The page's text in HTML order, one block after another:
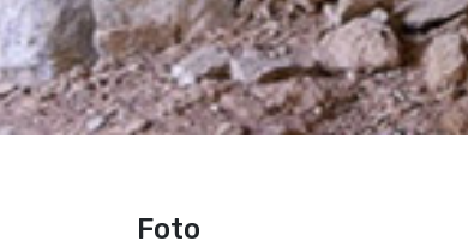
Foto